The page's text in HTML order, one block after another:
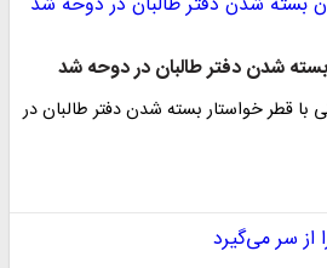
شدن دفتر طالبان در دوحه شد
با قطر خواستار بسته شدن دفتر طالبان در